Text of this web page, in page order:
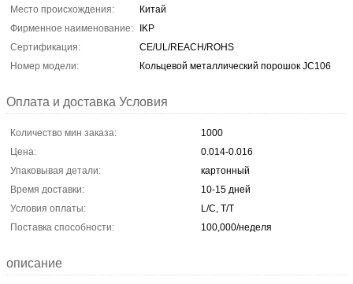
Место происхождения:
Китай
Фирменное наименование:
IKP
Сертификация:
CE/UL/REACH/ROHS
Номер модели:
Кольцевой металлический порошок JC106
Оплата и доставка Условия
Количество мин заказа:
1000
Цена:
0.014-0.016
Упаковывая детали:
картонный
Время доставки:
10-15 дней
Условия оплаты:
L/C, T/T
Поставка способности:
100,000/неделя
описание